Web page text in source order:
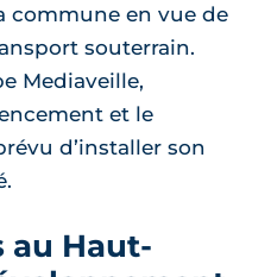
commune en vue de
souterrain.
Mediaveille,
et le
d’installer son
au Haut-